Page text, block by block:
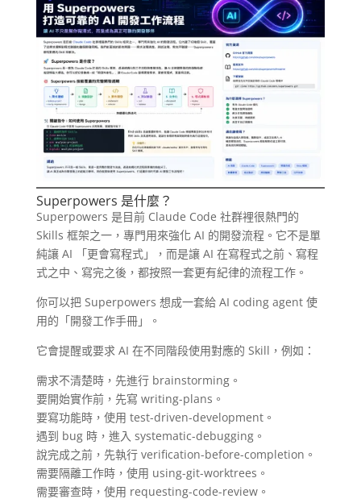
Superpowers 是什麼？
Superpowers 是目前 Claude Code 社群裡很熱門的
Skills 框架之一，專門用來強化 AI 的開發流程。它不是單
純讓 AI 「更會寫程式」，而是讓 AI 在寫程式之前、寫程
式之中、寫完之後，都按照一套更有紀律的流程工作。
你可以把 Superpowers 想成一套給 AI coding agent 使
用的「開發工作手冊」。
它會提醒或要求 AI 在不同階段使用對應的 Skill，例如：
需求不清楚時，先進行 brainstorming。
要開始實作前，先寫 writing-plans。
要寫功能時，使用 test-driven-development。
遇到 bug 時，進入 systematic-debugging。
說完成之前，先執行 verification-before-completion。
需要隔離工作時，使用 using-git-worktrees。
需要審查時，使用 requesting-code-review。